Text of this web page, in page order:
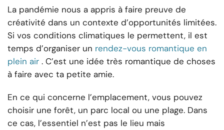
La pandémie nous a appris à faire preuve de
créativité dans un contexte d’opportunités limitées.
Si vos conditions climatiques le permettent, il est
temps d’organiser un rendez-vous romantique en
plein air . C’est une idée très romantique de choses
à faire avec ta petite amie.
En ce qui concerne l’emplacement, vous pouvez
choisir une forêt, un parc local ou une plage. Dans
ce cas, l’essentiel n’est pas le lieu mais